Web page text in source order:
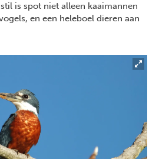
is spot niet alleen kaaimannen
en een heleboel dieren aan